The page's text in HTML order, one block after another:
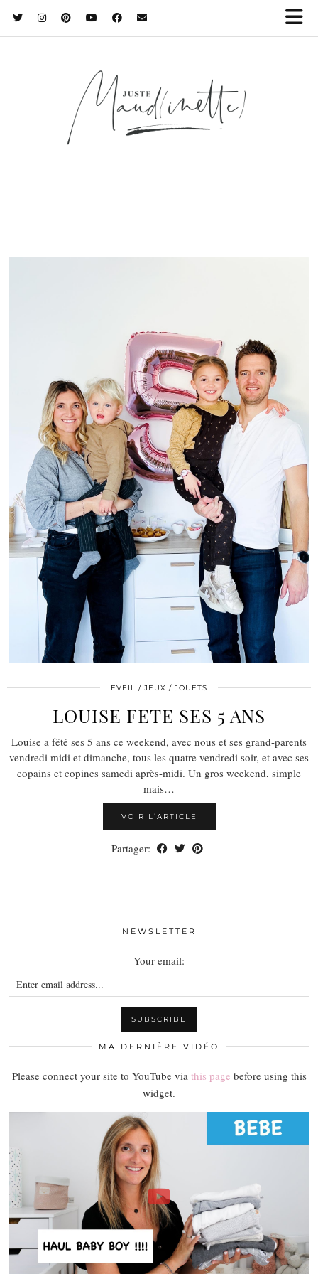
EVEIL / JEUX / JOUETS
LOUISE FETE SES 5 ANS
Louise a fêté ses 5 ans ce weekend, avec nous et ses grand-parents
vendredi midi et dimanche, tous les quatre vendredi soir, et avec ses
copains et copines samedi après-midi. Un gros weekend, simple
mais…
VOIR L’ARTICLE
Partager:
NEWSLETTER
Your email:
MA DERNIÈRE VIDÉO
Please connect your site to YouTube via this page before using this
widget.